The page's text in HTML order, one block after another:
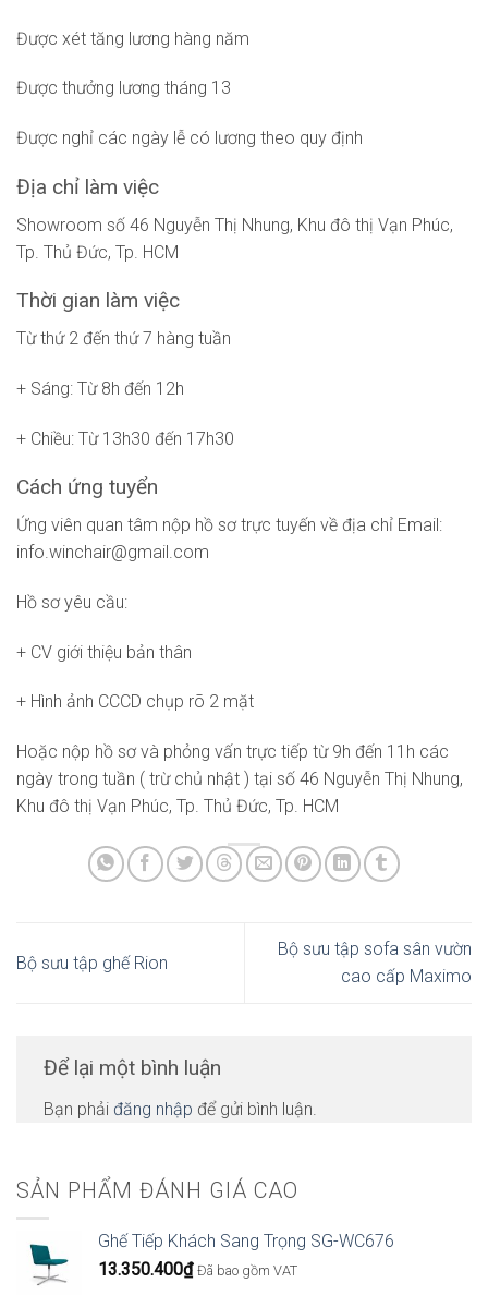
SẢN PHẨM ĐÁNH GIÁ CAO
Ghế Tiếp Khách Sang Trọng SG-WC676
13.350.400₫ Đã bao gồm VAT
Được xét tăng lương hàng năm
Được thưởng lương tháng 13
Được nghỉ các ngày lễ có lương theo quy định
Địa chỉ làm việc
Showroom số 46 Nguyễn Thị Nhung, Khu đô thị Vạn Phúc,
Tp. Thủ Đức, Tp. HCM
Thời gian làm việc
Từ thứ 2 đến thứ 7 hàng tuần
+ Sáng: Từ 8h đến 12h
+ Chiều: Từ 13h30 đến 17h30
Cách ứng tuyển
Ứng viên quan tâm nộp hồ sơ trực tuyến về địa chỉ Email:
info.winchair@gmail.com
Hồ sơ yêu cầu:
+ CV giới thiệu bản thân
+ Hình ảnh CCCD chụp rõ 2 mặt
Hoặc nộp hồ sơ và phỏng vấn trực tiếp từ 9h đến 11h các
ngày trong tuần ( trừ chủ nhật ) tại số 46 Nguyễn Thị Nhung,
Khu đô thị Vạn Phúc, Tp. Thủ Đức, Tp. HCM
Bộ sưu tập ghế Rion
Bộ sưu tập sofa sân vườn
cao cấp Maximo
Để lại một bình luận
Bạn phải đăng nhập để gửi bình luận.